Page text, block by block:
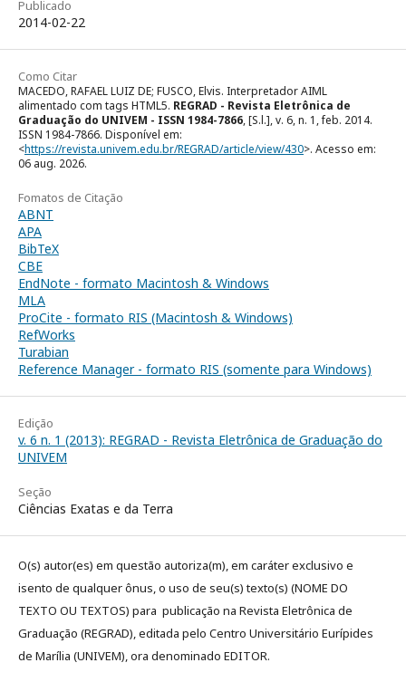
Publicado
2014-02-22
Como Citar
MACEDO, RAFAEL LUIZ DE; FUSCO, Elvis. Interpretador AIML
alimentado com tags HTML5. REGRAD - Revista Eletrônica de
Graduação do UNIVEM - ISSN 1984-7866, [S.l.], v. 6, n. 1, feb. 2014.
ISSN 1984-7866. Disponível em:
<https://revista.univem.edu.br/REGRAD/article/view/430>. Acesso em:
06 aug. 2026.
Fomatos de Citação
ABNT
APA
BibTeX
CBE
EndNote - formato Macintosh & Windows
MLA
ProCite - formato RIS (Macintosh & Windows)
RefWorks
Turabian
Reference Manager - formato RIS (somente para Windows)
Edição
v. 6 n. 1 (2013): REGRAD - Revista Eletrônica de Graduação do
UNIVEM
Seção
Ciências Exatas e da Terra
O(s) autor(es) em questão autoriza(m), em caráter exclusivo e
isento de qualquer ônus, o uso de seu(s) texto(s) (NOME DO
TEXTO OU TEXTOS) para publicação na Revista Eletrônica de
Graduação (REGRAD), editada pelo Centro Universitário Eurípides
de Marília (UNIVEM), ora denominado EDITOR.